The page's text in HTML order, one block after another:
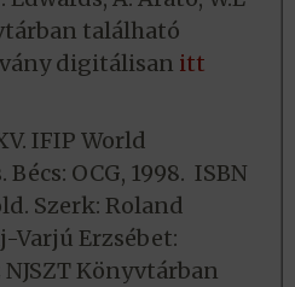
található
digitálisan itt
IFIP World
OCG, 1998. ISBN
Szerk: Roland
Varjú Erzsébet:
Könyvtárban